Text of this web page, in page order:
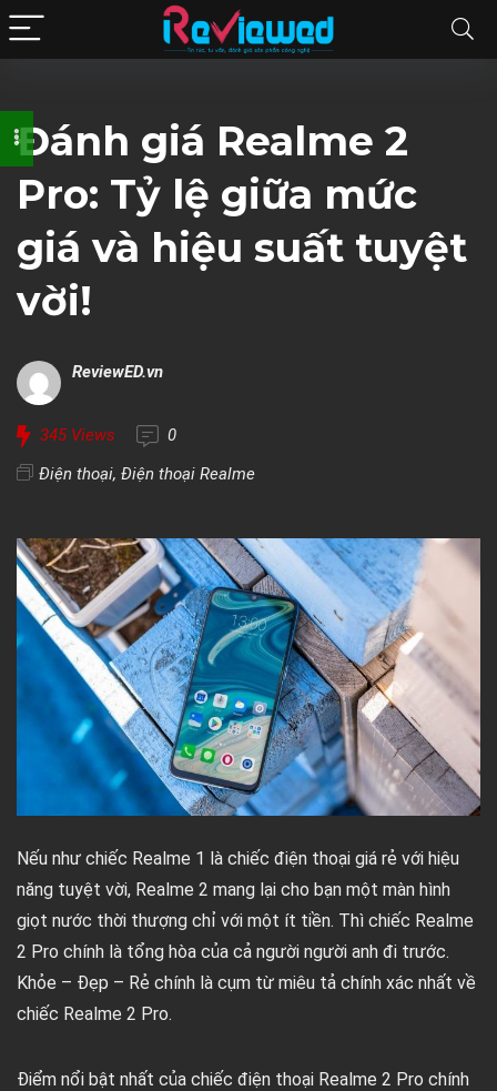
Đánh giá Realme 2
Pro: Tỷ lệ giữa mức
giá và hiệu suất tuyệt
vời!
ReviewED.vn
345Views
0
Điện thoại, Điện thoại Realme
Nếu như chiếc Realme 1 là chiếc điện thoại giá rẻ với hiệu
năng tuyệt vời, Realme 2 mang lại cho bạn một màn hình
giọt nước thời thượng chỉ với một ít tiền. Thì chiếc Realme
2 Pro chính là tổng hòa của cả người người anh đi trước.
Khỏe – Đẹp – Rẻ chính là cụm từ miêu tả chính xác nhất về
chiếc Realme 2 Pro.
Điểm nổi bật nhất của chiếc điện thoại Realme 2 Pro chính